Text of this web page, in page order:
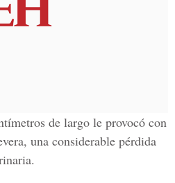
de largo le provocó con
una considerable pérdida